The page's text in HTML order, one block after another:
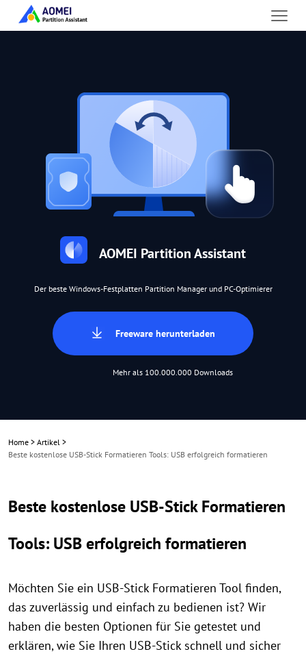
AOMEI Partition Assistant
Der beste Windows-Festplatten Partition Manager und PC-Optimierer
Freeware herunterladen
Mehr als 100.000.000 Downloads
Home > Artikel >
Beste kostenlose USB-Stick Formatieren Tools: USB erfolgreich formatieren
Beste kostenlose USB-Stick Formatieren
Tools: USB erfolgreich formatieren
Möchten Sie ein USB-Stick Formatieren Tool finden,
das zuverlässig und einfach zu bedienen ist? Wir
haben die besten Optionen für Sie getestet und
erklären, wie Sie Ihren USB-Stick schnell und sicher